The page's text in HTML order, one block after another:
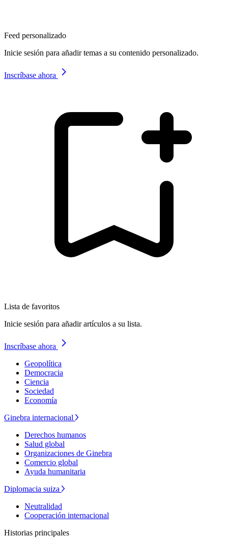
Feed personalizado
Inicie sesión para añadir temas a su contenido personalizado.
Inscríbase ahora
Lista de favoritos
Inicie sesión para añadir artículos a su lista.
Inscríbase ahora
Geopolítica
Democracia
Ciencia
Sociedad
Economía
Ginebra internacional
Derechos humanos
Salud global
Organizaciones de Ginebra
Comercio global
Ayuda humanitaria
Diplomacia suiza
Neutralidad
Cooperación internacional
Historias principales